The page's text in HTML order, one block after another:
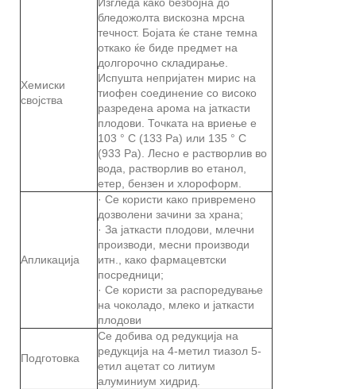
Хемиски
својства
бледожолта вискозна мрсна
течност. Бојата ќе стане темна
откако ќе биде предмет на
долгорочно складирање.
Испушта непријатен мирис на
тиофен соединение со високо
разредена арома на јаткасти
плодови. Точката на вриење е
103 ° C (133 Pa) или 135 ° C
(933 Pa). Лесно е растворлив во
вода, растворлив во етанол,
етер, бензен и хлороформ.
Апликација
· Се користи како привремено
дозволени зачини за храна;
· За јаткасти плодови, млечни
производи, месни производи
итн., како фармацевтски
посредници;
· Се користи за распоредување
на чоколадо, млеко и јаткасти
плодови
Подготовка
Се добива од редукција на
редукција на 4-метил тиазол 5-
етил ацетат со литиум
алуминиум хидрид.